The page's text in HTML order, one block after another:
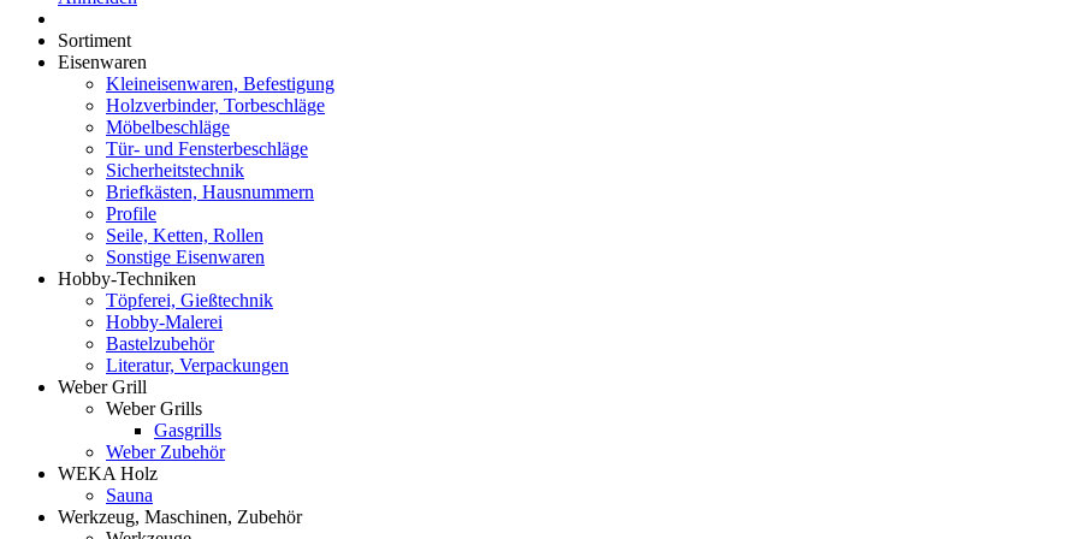
Sortiment
Eisenwaren
Kleineisenwaren, Befestigung
Holzverbinder, Torbeschläge
Möbelbeschläge
Tür- und Fensterbeschläge
Sicherheitstechnik
Briefkästen, Hausnummern
Profile
Seile, Ketten, Rollen
Sonstige Eisenwaren
Hobby-Techniken
Töpferei, Gießtechnik
Hobby-Malerei
Bastelzubehör
Literatur, Verpackungen
Weber Grill
Weber Grills
Gasgrills
Weber Zubehör
WEKA Holz
Sauna
Werkzeug, Maschinen, Zubehör